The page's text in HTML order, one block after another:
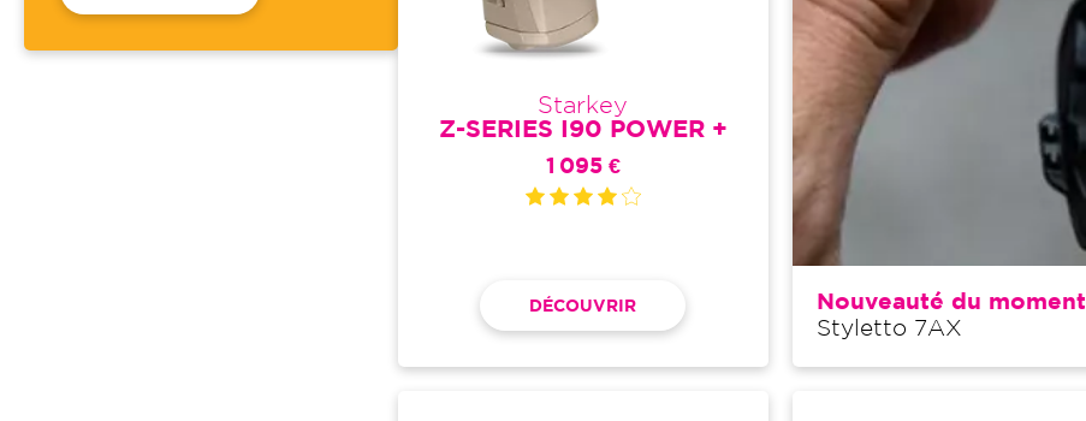
Starkey
Z-SERIES I90 POWER +
1 095 €
DÉCOUVRIR
Nouveauté du moment
Styletto 7AX